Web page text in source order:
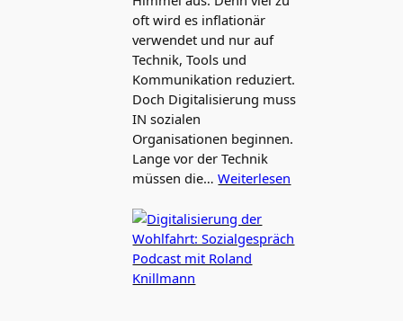
oft wird es inflationär
verwendet und nur auf
Technik, Tools und
Kommunikation reduziert.
Doch Digitalisierung muss
IN sozialen
Organisationen beginnen.
Lange vor der Technik
müssen die…Weiterlesen